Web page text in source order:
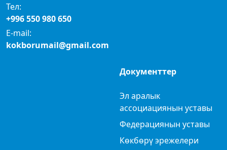
Тел:
+996 550 980 650
E-mail:
kokborumail@gmail.com
Документтер
Эл аралык
ассоциациянын уставы
Федерациянын уставы
Көкбөрү эрежелери